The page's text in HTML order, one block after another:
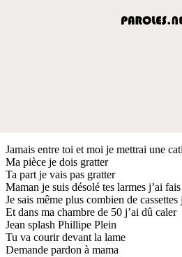
Jamais entre toi et moi je mettrai une
Ma pièce je dois gratter
Ta part je vais pas gratter
Maman je suis désolé tes larmes j’ai
Je sais même plus combien de
Et dans ma chambre de 50 j’ai dû caler
Jean splash Phillipe Plein
Tu va courir devant la lame
Demande pardon à mama